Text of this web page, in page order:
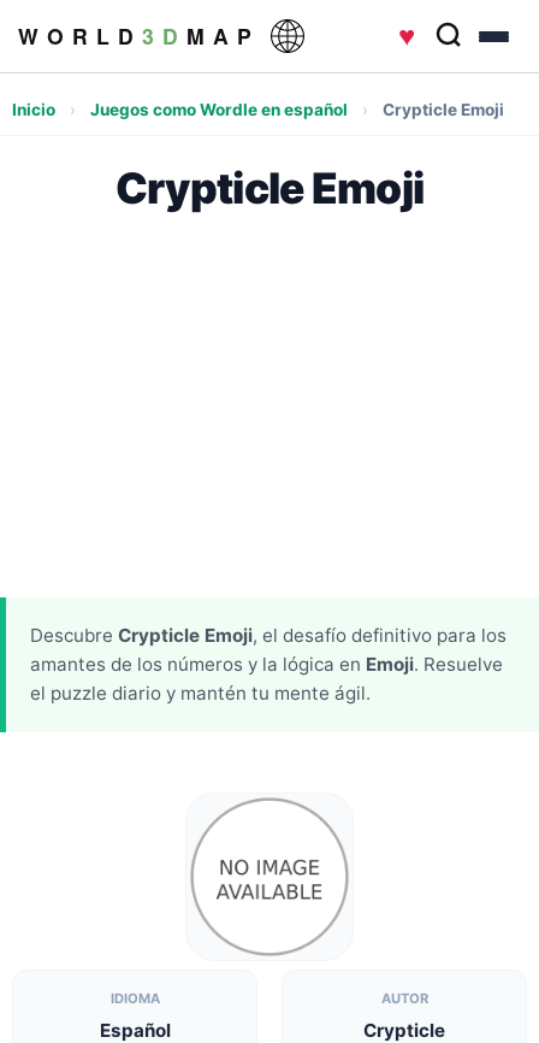
W O R L D 3 D M A P ♥
Inicio › Juegos como Wordle en español › Crypticle Emoji
Crypticle Emoji
Descubre Crypticle Emoji, el desafío definitivo para los
amantes de los números y la lógica en Emoji. Resuelve
el puzzle diario y mantén tu mente ágil.
IDIOMA
Español
AUTOR
Crypticle